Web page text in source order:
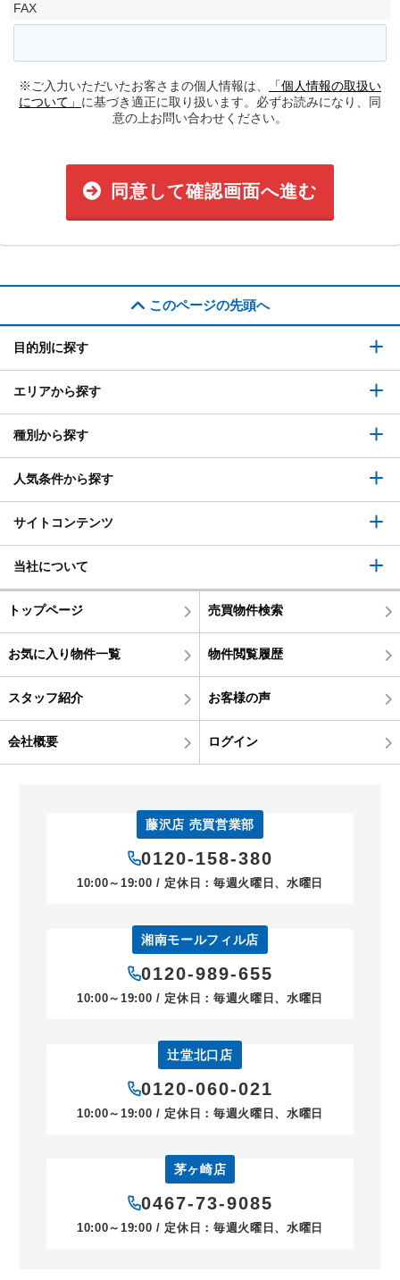
FAX
※ご入力いただいたお客さまの個人情報は、
「個人情報の取扱い
について」 に基づき適正に取り扱います。必ずお読みになり、同
意の上お問い合わせください。
同意して確認画面へ進む
このページの先頭へ
目的別に探す
エリアから探す
種別から探す
人気条件から探す
サイトコンテンツ
当社について
トップページ 売買物件検索
お気に入り物件一覧 物件閲覧履歴
スタッフ紹介 お客様の声
会社概要 ログイン
藤沢店 売買営業部
0120-158-380
10:00～19:00 / 定休日：毎週火曜日、水曜日
湘南モールフィル店
0120-989-655
10:00～19:00 / 定休日：毎週火曜日、水曜日
辻堂北口店
0120-060-021
10:00～19:00 / 定休日：毎週火曜日、水曜日
茅ヶ崎店
0467-73-9085
10:00～19:00 / 定休日：毎週火曜日、水曜日